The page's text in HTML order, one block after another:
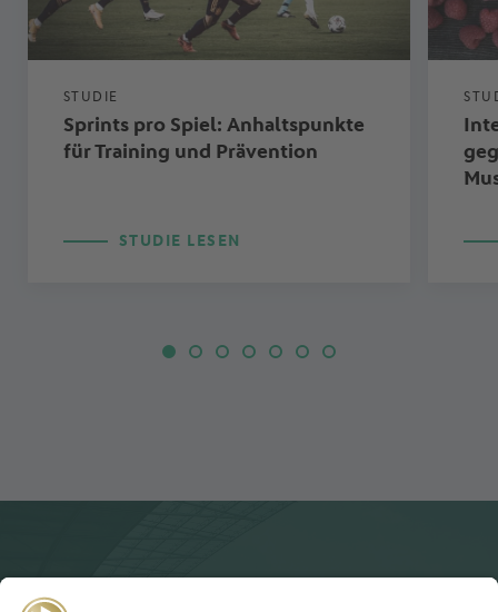
STUDIE
Sprints pro Spiel: Anhaltspunkte
für Training und Prävention
STUDIE LESEN